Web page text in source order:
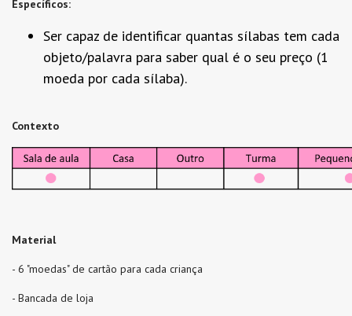
Específicos:
Ser capaz de identificar quantas sílabas tem cada
objeto/palavra para saber qual é o seu preço (1
moeda por cada sílaba).
Contexto
Material
- 6 "moedas" de cartão para cada criança
- Bancada de loja